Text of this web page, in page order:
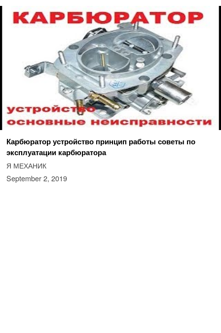
Карбюратор устройство принцип работы советы по
эксплуатации карбюратора
Я МЕХАНИК
September 2, 2019